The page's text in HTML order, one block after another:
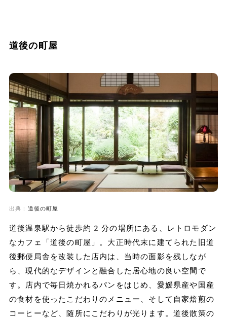
道後の町屋
出典： 道後の町屋
道後温泉駅から徒歩約2分の場所にある、レトロモダン
なカフェ「道後の町屋」。大正時代末に建てられた旧道
後郵便局舎を改装した店内は、当時の面影を残しなが
ら、現代的なデザインと融合した居心地の良い空間で
す。店内で毎日焼かれるパンをはじめ、愛媛県産や国産
の食材を使ったこだわりのメニュー、そして自家焙煎の
コーヒーなど、随所にこだわりが光ります。道後散策の